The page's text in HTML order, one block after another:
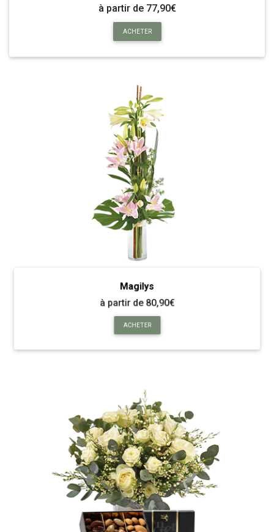
à partir de 77,90€
ACHETER
Magilys
à partir de 80,90€
ACHETER